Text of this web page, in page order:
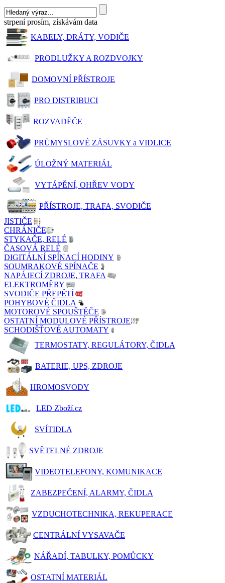
strpení prosím, získávám data
KABELY, DRÁTY, VODIČE
PRODLUŽKY A ROZDVOJKY
DOMOVNÍ PŘÍSTROJE
PRO DISTRIBUCI
ROZVADĚČE
PRŮMYSLOVÉ ZÁSUVKY a VIDLICE
ÚLOŽNÝ MATERIÁL
VYTÁPĚNÍ, OHŘEV VODY
PŘÍSTROJE, TRAFA, SVODIČE
JISTIČE
CHRÁNIČE
STYKAČE, RELÉ
ČASOVÁ RELÉ
DIGITÁLNÍ SPÍNACÍ HODINY
SOUMRAKOVÉ SPÍNAČE
NAPÁJECÍ ZDROJE, TRAFA
ELEKTROMĚRY
SVODIČE PŘEPĚTÍ
POHYBOVÉ ČIDLA
MOTOROVÉ SPOUŠTĚČE
OSTATNÍ MODULOVÉ PŘÍSTROJE
SCHODIŠŤOVÉ AUTOMATY
TERMOSTATY, REGULÁTORY, ČIDLA
BATERIE, UPS, ZDROJE
HROMOSVODY
LED Zboží.cz
SVÍTIDLA
SVĚTELNÉ ZDROJE
VIDEOTELEFONY, KOMUNIKACE
ZABEZPEČENÍ, ALARMY, ČIDLA
VZDUCHOTECHNIKA, REKUPERACE
CENTRÁLNÍ VYSAVAČE
NÁŘADÍ, TABULKY, POMŮCKY
OSTATNÍ MATERIÁL